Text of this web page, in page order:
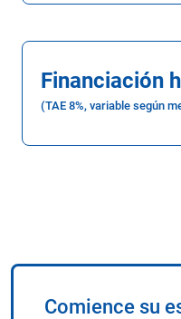
Financiación
(TAE 8%, variable según
Comience su